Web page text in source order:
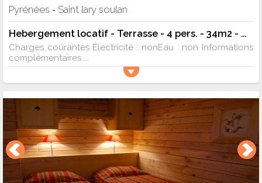
Pyrénées - Saint lary soulan
Hebergement locatif - Terrasse - 4 pers. - 34m2 - TV
Charges courantes Électricité : nonEau : non Informations
complémentaires ...